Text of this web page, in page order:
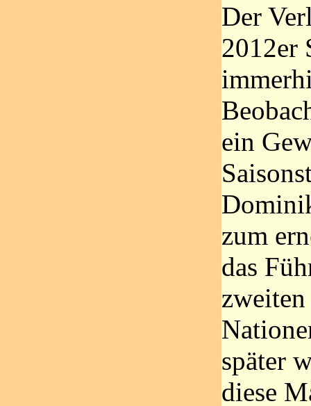
Der
2012er
ein
zum
das
zweiten
später
diese